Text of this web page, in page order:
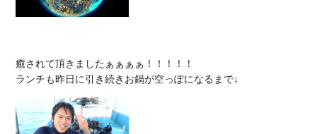
癒されて頂きましたぁぁぁぁ！！！！！